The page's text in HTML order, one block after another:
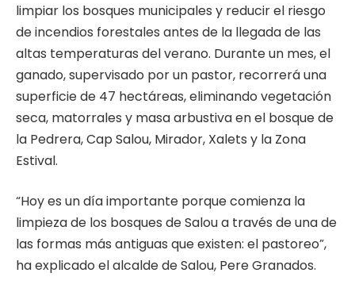
limpiar los bosques municipales y reducir el riesgo
de incendios forestales antes de la llegada de las
altas temperaturas del verano. Durante un mes, el
ganado, supervisado por un pastor, recorrerá una
superficie de 47 hectáreas, eliminando vegetación
seca, matorrales y masa arbustiva en el bosque de
la Pedrera, Cap Salou, Mirador, Xalets y la Zona
Estival.
“Hoy es un día importante porque comienza la
limpieza de los bosques de Salou a través de una de
las formas más antiguas que existen: el pastoreo”,
ha explicado el alcalde de Salou, Pere Granados.